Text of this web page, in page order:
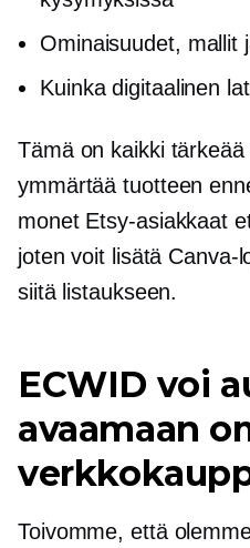
Ominaisuudet, mallit
Kuinka digitaalinen
Tämä on kaikki
ymmärtää tuotteen
monet Etsy-asiakkaat
joten voit lisätä Canva-
siitä listaukseen.
ECWID voi
avaamaan
Toivomme, että